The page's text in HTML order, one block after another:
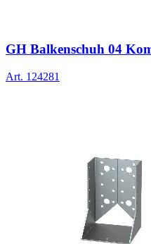
GH Balkenschuh 04
Art. 124281